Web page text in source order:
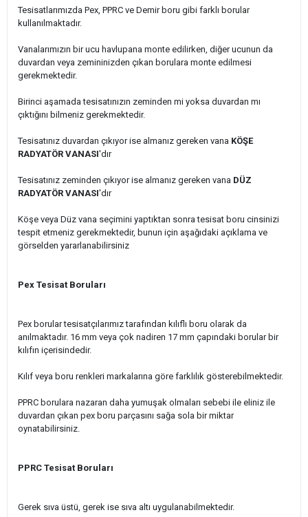
Tesisatlarımızda Pex, PPRC ve Demir boru gibi farklı borular
kullanılmaktadır.
Vanalarımızın bir ucu havlupana monte edilirken, diğer ucunun da
duvardan veya zemininizden çıkan borulara monte edilmesi
gerekmektedir.
Birinci aşamada tesisatınızın zeminden mi yoksa duvardan mı
çıktığını bilmeniz gerekmektedir.
Tesisatınız duvardan çıkıyor ise almanız gereken vana KÖŞE
RADYATÖR VANASI'dır
Tesisatınız zeminden çıkıyor ise almanız gereken vana DÜZ
RADYATÖR VANASI'dır
Köşe veya Düz vana seçimini yaptıktan sonra tesisat boru cinsinizi
tespit etmeniz gerekmektedir, bunun için aşağıdaki açıklama ve
görselden yararlanabilirsiniz
Pex Tesisat Boruları
Pex borular tesisatçılarımız tarafından kılıflı boru olarak da
anılmaktadır. 16 mm veya çok nadiren 17 mm çapındaki borular bir
kılıfın içerisindedir.
Kılıf veya boru renkleri markalarına göre farklılık gösterebilmektedir.
PPRC borulara nazaran daha yumuşak olmaları sebebi ile eliniz ile
duvardan çıkan pex boru parçasını sağa sola bir miktar
oynatabilirsiniz.
PPRC Tesisat Boruları
Gerek sıva üstü, gerek ise sıva altı uygulanabilmektedir.